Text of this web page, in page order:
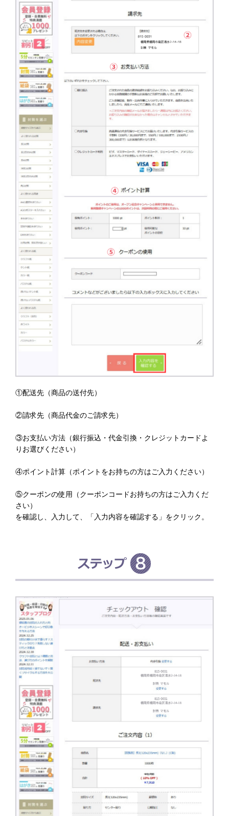
①配送先（商品の送付先）
②請求先（商品代金のご請求先）
③お支払い方法（銀行振込・代金引換・クレジットカードよ
りお選びください）
④ポイント計算（ポイントをお持ちの方はご入力ください）
⑤クーポンの使用（クーポンコードお持ちの方はご入力くだ
さい）
を確認し、入力して、「入力内容を確認する」をクリック。